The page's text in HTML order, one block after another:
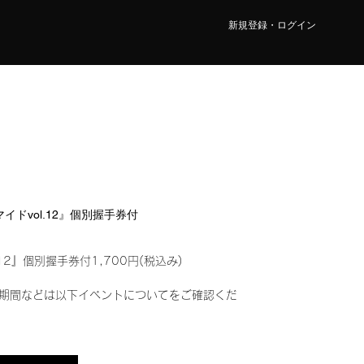
新規登録・ログイン
ドvol.12』個別握手券付
』個別握手券付1,700円(税込み)
間などは以下イベントについてをご確認くだ